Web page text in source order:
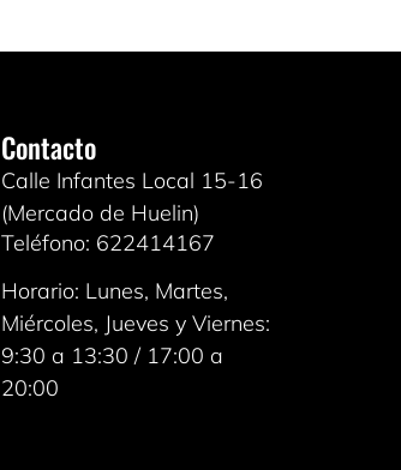
Contacto
Calle Infantes Local 15-16
(Mercado de Huelin)
Teléfono: 622414167
Horario: Lunes, Martes,
Miércoles, Jueves y Viernes:
9:30 a 13:30 / 17:00 a
20:00